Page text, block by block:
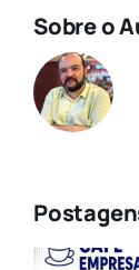
Sobre o